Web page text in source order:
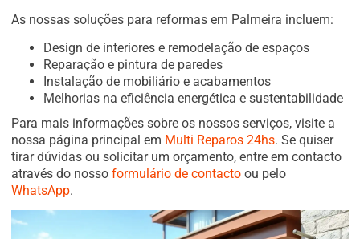
As nossas soluções para reformas em Palmeira incluem:
Design de interiores e remodelação de espaços
Reparação e pintura de paredes
Instalação de mobiliário e acabamentos
Melhorias na eficiência energética e sustentabilidade
Para mais informações sobre os nossos serviços, visite a
nossa página principal em Multi Reparos 24hs. Se quiser
tirar dúvidas ou solicitar um orçamento, entre em contacto
através do nosso formulário de contacto ou pelo
WhatsApp.